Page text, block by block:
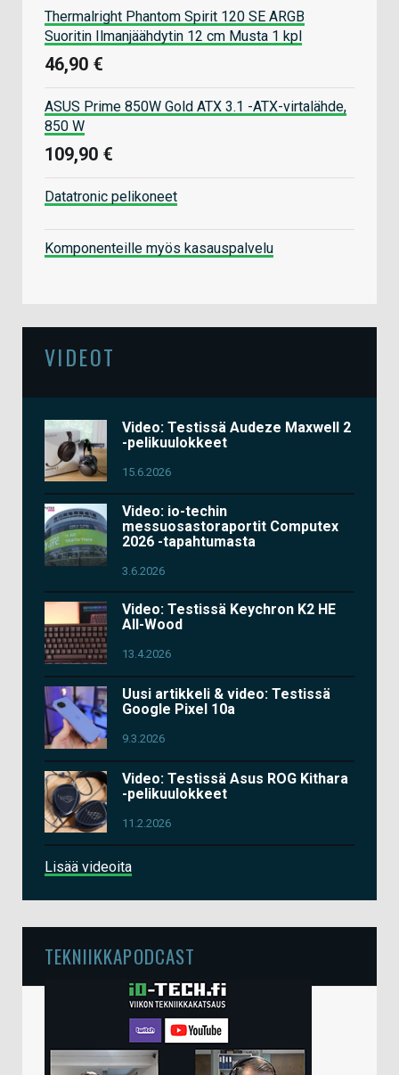
Thermalright Phantom Spirit 120 SE ARGB
Suoritin Ilmanjäähdytin 12 cm Musta 1 kpl
46,90 €
ASUS Prime 850W Gold ATX 3.1 -ATX-virtalähde,
850 W
109,90 €
Datatronic pelikoneet
Komponenteille myös kasauspalvelu
VIDEOT
Video: Testissä Audeze Maxwell 2
-pelikuulokkeet
15.6.2026
Video: io-techin
messuosastoraportit Computex
2026 -tapahtumasta
3.6.2026
Video: Testissä Keychron K2 HE
All-Wood
13.4.2026
Uusi artikkeli & video: Testissä
Google Pixel 10a
9.3.2026
Video: Testissä Asus ROG Kithara
-pelikuulokkeet
11.2.2026
Lisää videoita
TEKNIIKKAPODCAST